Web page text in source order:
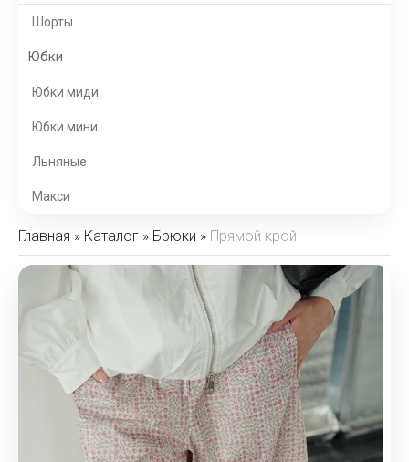
Шорты
Юбки
Юбки миди
Юбки мини
Льняные
Макси
Главная » Каталог » Брюки » Прямой крой